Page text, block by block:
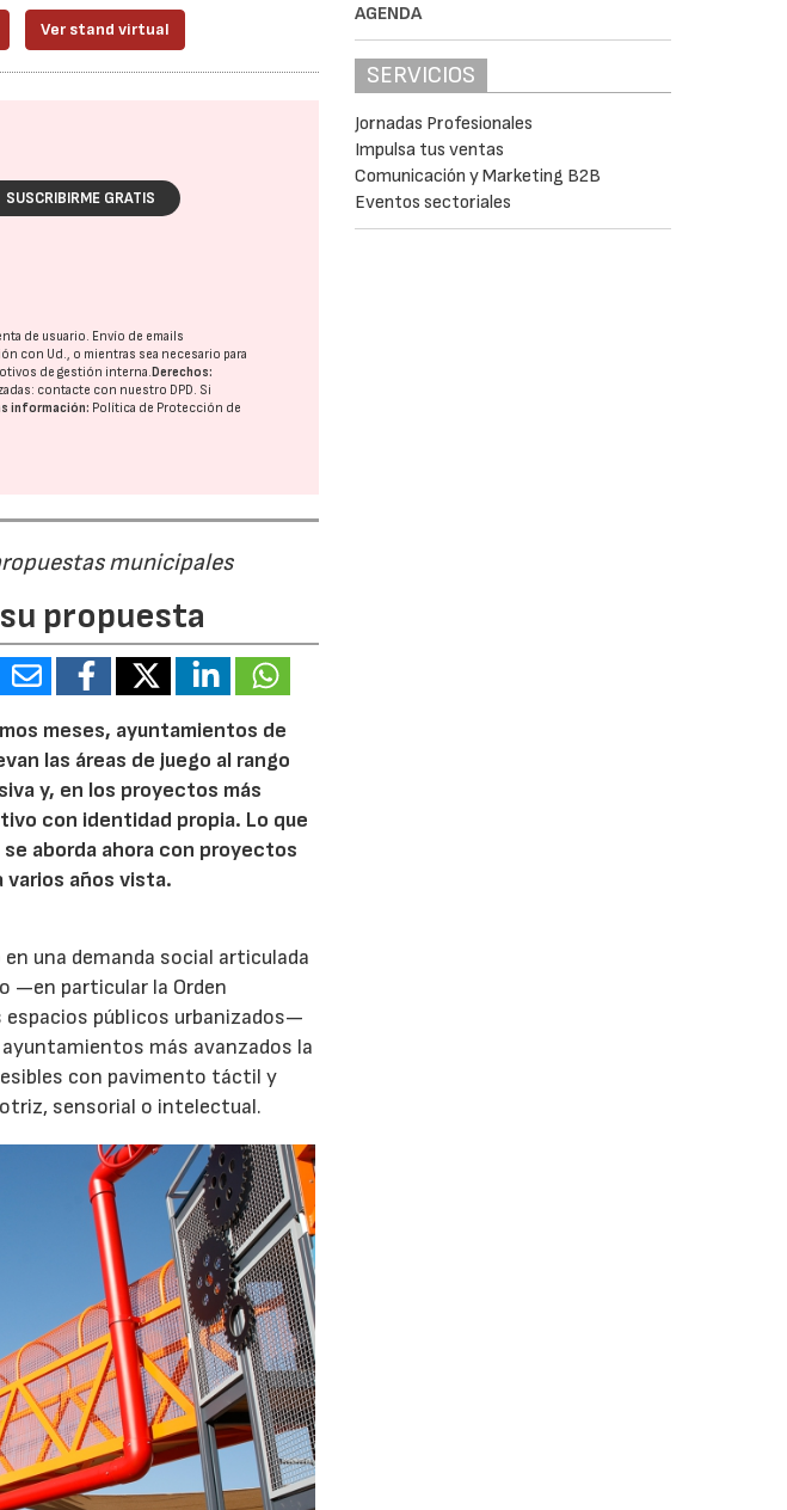
Ver stand virtual
SUSCRIBIRME GRATIS
de usuario. Envío de emails
con Ud., o mientras sea necesario para
de gestión interna. Derechos:
contacte con nuestro DPD. Si
información: Política de Protección de
municipales
propuesta
meses, ayuntamientos de
las áreas de juego al rango
y, en los proyectos más
con identidad propia. Lo que
aborda ahora con proyectos
años vista.
una demanda social articulada
—en particular la Orden
espacios públicos urbanizados—
más avanzados la
con pavimento táctil y
sensorial o intelectual.
AGENDA
SERVICIOS
Jornadas Profesionales
Impulsa tus ventas
Comunicación y Marketing B2B
Eventos sectoriales